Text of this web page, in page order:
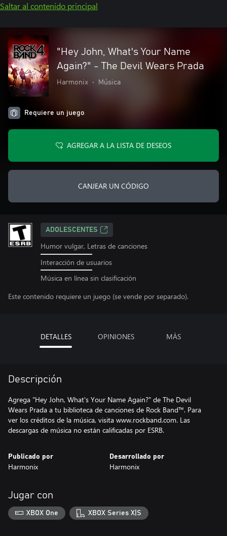
Saltar al contenido principal
"Hey John, What's Your Name
Again?" - The Devil Wears Prada
Harmonix • Música
Requiere un juego
AGREGAR A LA LISTA DE DESEOS
CANJEAR UN CÓDIGO
ADOLESCENTES
Humor vulgar, Letras de canciones
Interacción de usuarios
Música en línea sin clasificación
Este contenido requiere un juego (se vende por separado).
DETALLES OPINIONES MÁS
Descripción
Agrega "Hey John, What's Your Name Again?" de The Devil
Wears Prada a tu biblioteca de canciones de Rock Band™. Para
ver los créditos de la música, visita www.rockband.com. Las
descargas de música no están calificadas por ESRB.
Publicado por
Harmonix
Desarrollado por
Harmonix
Jugar con
XBOX One XBOX Series X|S